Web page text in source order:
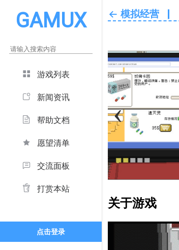
GAMUX
游戏列表
新闻资讯
帮助文档
愿望清单
交流面板
打赏本站
点击登录
模拟经营
‹
关于游戏